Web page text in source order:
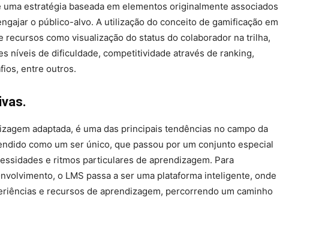
estratégia baseada em elementos originalmente associados
o público-alvo. A utilização do conceito de gamificação em
recursos como visualização do status do colaborador na trilha,
níveis de dificuldade, competitividade através de ranking,
entre outros.
adaptada, é uma das principais tendências no campo da
como um ser único, que passou por um conjunto especial
e ritmos particulares de aprendizagem. Para
o LMS passa a ser uma plataforma inteligente, onde
e recursos de aprendizagem, percorrendo um caminho